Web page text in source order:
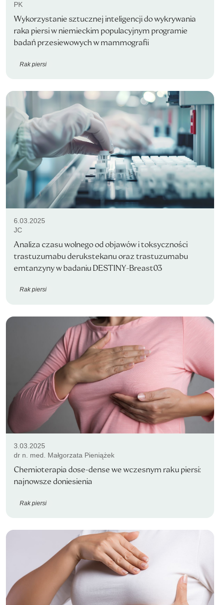
PK
Wykorzystanie sztucznej inteligencji do wykrywania
raka piersi w niemieckim populacyjnym programie
badań przesiewowych w mammografii
Rak piersi
6.03.2025
JC
Analiza czasu wolnego od objawów i toksyczności
trastuzumabu derukstekanu oraz trastuzumabu
emtanzyny w badaniu DESTINY-Breast03
Rak piersi
3.03.2025
dr n. med. Małgorzata Pieniążek
Chemioterapia dose-dense we wczesnym raku piersi:
najnowsze doniesienia
Rak piersi